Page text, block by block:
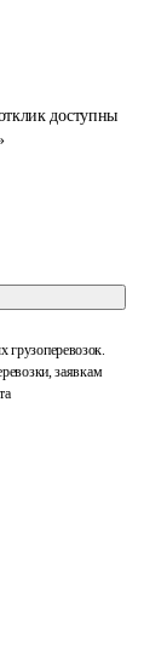
доступны
заявкам